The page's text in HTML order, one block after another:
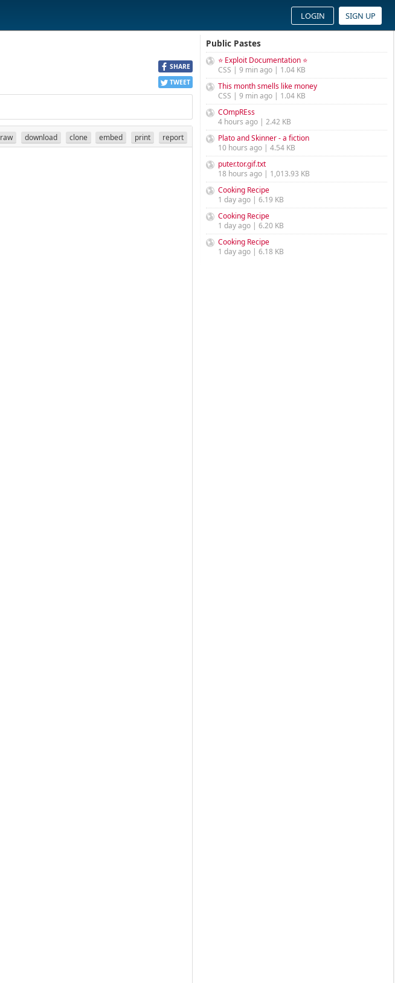
LOGIN SIGN UP
SHARE
TWEET
raw download clone embed print report
Public Pastes
⭐ Exploit Documentation ⭐
CSS | 9 min ago | 1.04 KB
This month smells like money
CSS | 9 min ago | 1.04 KB
COmpREss
4 hours ago | 2.42 KB
Plato and Skinner - a fiction
10 hours ago | 4.54 KB
puter.tor.gif.txt
18 hours ago | 1,013.93 KB
Cooking Recipe
1 day ago | 6.19 KB
Cooking Recipe
1 day ago | 6.20 KB
Cooking Recipe
1 day ago | 6.18 KB